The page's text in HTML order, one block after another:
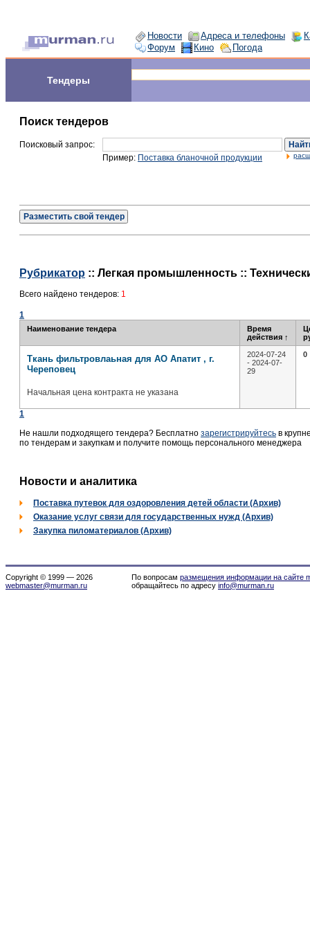
Новости Адреса и телефоны
Форум
Кино Погода
Тендеры
Поиск тендеров
Поисковый запрос:
Пример: Поставка бланочной продукции
Разместить свой тендер
Рубрикатор :: Легкая промышленность ::
Всего найдено тендеров: 1
1
Наименование тендера
Время
действия ↑
Ткань фильтровлаьная для АО Апатит , г.
Череповец
Начальная цена контракта не указана
2024-07-24
- 2024-07-
29
0
1
Не нашли подходящего тендера? Бесплатно зарегистрируйтесь в
по тендерам и закупкам и получите помощь персонального менеджера
Новости и аналитика
Поставка путевок для оздоровления детей области (Архив)
Оказание услуг связи для государственных нужд (Архив)
Закупка пиломатериалов (Архив)
Copyright © 1999 — 2026
webmaster@murman.ru
По вопросам размещения информации на сайте
обращайтесь по адресу info@murman.ru